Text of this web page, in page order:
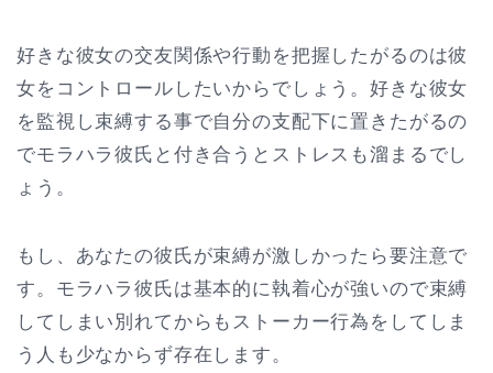
好きな彼女の交友関係や行動を把握したがるのは彼
女をコントロールしたいからでしょう。好きな彼女
を監視し束縛する事で自分の支配下に置きたがるの
でモラハラ彼氏と付き合うとストレスも溜まるでし
ょう。
もし、あなたの彼氏が束縛が激しかったら要注意で
す。モラハラ彼氏は基本的に執着心が強いので束縛
してしまい別れてからもストーカー行為をしてしま
う人も少なからず存在します。